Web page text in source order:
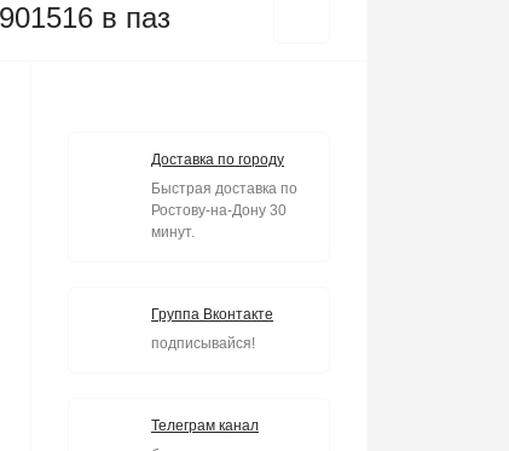
в паз
Доставка по городу
Быстрая доставка по
Ростову-на-Дону 30
минут.
Группа Вконтакте
подписывайся!
Телеграм канал